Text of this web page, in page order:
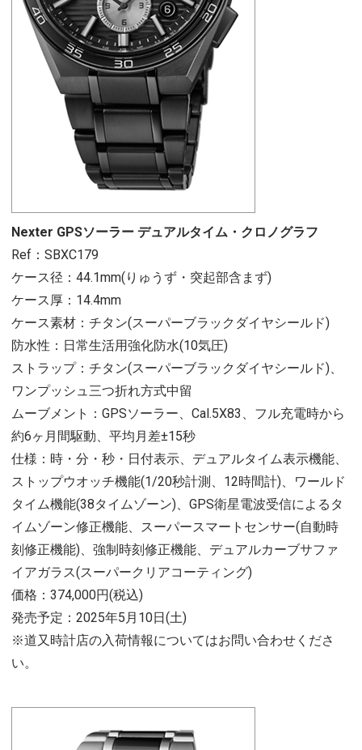
Nexter GPSソーラー デュアルタイム・クロノグラフ
Ref：SBXC179
ケース径：44.1mm(りゅうず・突起部含まず)
ケース厚：14.4mm
ケース素材：チタン(スーパーブラックダイヤシールド)
防水性：日常生活用強化防水(10気圧)
ストラップ：チタン(スーパーブラックダイヤシールド)、
ワンプッシュ三つ折れ方式中留
ムーブメント：GPSソーラー、Cal.5X83、フル充電時から
約6ヶ月間駆動、平均月差±15秒
仕様：時・分・秒・日付表示、デュアルタイム表示機能、
ストップウオッチ機能(1/20秒計測、12時間計)、ワールド
タイム機能(38タイムゾーン)、GPS衛星電波受信によるタ
イムゾーン修正機能、スーパースマートセンサー(自動時
刻修正機能)、強制時刻修正機能、デュアルカーブサファ
イアガラス(スーパークリアコーティング)
価格：374,000円(税込)
発売予定：2025年5月10日(土)
※道又時計店の入荷情報についてはお問い合わせくださ
い。